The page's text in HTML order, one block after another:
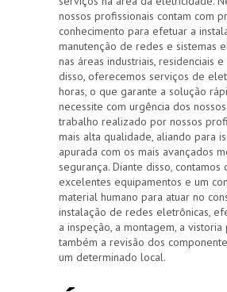
nossos profissionais contam com
conhecimento para efetuar a
manutenção de redes e sistemas
nas áreas industriais, residenciais
disso, oferecemos serviços de
horas, o que garante a solução
necessite com urgência dos
trabalho realizado por nossos
mais alta qualidade, aliando para
apurada com os mais avançados
segurança. Diante disso, contamos
excelentes equipamentos e um
material humano para atuar no
instalação de redes eletrônicas,
a inspeção, a montagem, a
também a revisão dos
um determinado local.